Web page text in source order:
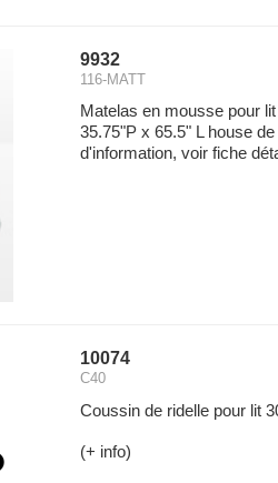
9932
116-MATT
Matelas en mousse pour
35.75"P x 65.5" L house
d'information, voir fiche
10074
C40
Coussin de ridelle pour lit
(+ info)